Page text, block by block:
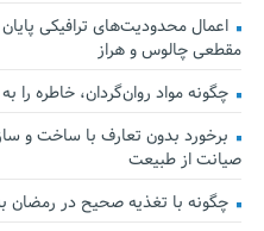
اعمال محدودیت‌های ترافیکی
مقطعی چالوس و هراز
چگونه مواد روان‌گردان، خاطره را
برخورد بدون تعارف با ساخت‌ و
صیانت از طبیعت
چگونه با تغذیه صحیح در